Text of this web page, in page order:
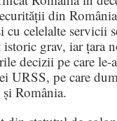
din
celelalte servicii
grav, iar țara
decizii pe care
URSS, pe care
și România.